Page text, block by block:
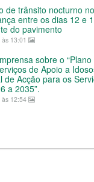
de trânsito nocturno
entre os dias 12 e
do pavimento
13:01
sobre o
de Apoio a
de Acção para os
a 2035”.
às 12:54